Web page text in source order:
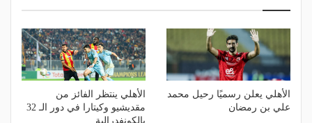
الأهلي يعلن رسميًا رحيل محمد
علي بن رمضان
الأهلي ينتظر الفائز من
مقديشيو وكيتارا في دور الـ 32
بالكونفدرالية